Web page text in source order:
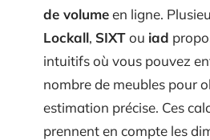
de volumeen ligne.
Lockall, SIXTou iad
intuitifs où vous pouvez
nombre de meubles pour
estimation précise. Ces
prennent en compte les